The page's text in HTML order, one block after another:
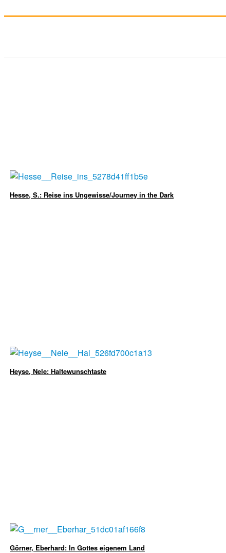
Hesse, S.: Reise ins Ungewisse/Journey in the Dark
Heyse, Nele: Haltewunschtaste
Görner, Eberhard: In Gottes eigenem Land